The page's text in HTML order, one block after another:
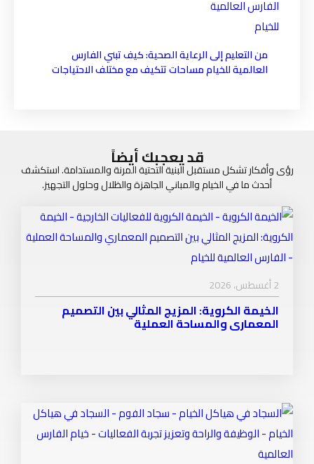
من التعليم إلى الرعاية الصحية: كيف تبني الفارس
العالمية للخيام مساحات تتكيف مع مختلف الاحتياجات
قد يعجبك أيضاً
رؤى وأفكار تشكل مستقبل البنية التحتية المرنة والمستدامة. استكشف
أحدث ما في الخيام والمباني الجاهزة والظلال وحلول التجهيز.
2 أغسطس، 2026
الخيمة الكروية: المزيج المثالي بين التصميم
المعماري والمساحة العملية